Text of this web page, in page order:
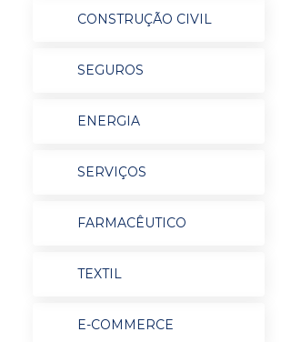
CONSTRUÇÃO CIVIL
SEGUROS
ENERGIA
SERVIÇOS
FARMACÊUTICO
TEXTIL
E-COMMERCE